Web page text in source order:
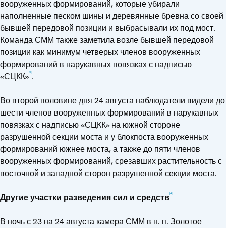
вооруженных формирований, которые убирали
наполненные песком шины и деревянные бревна со своей
бывшей передовой позиции и выбрасывали их под мост.
Команда СММ также заметила возле бывшей передовой
позиции как минимум четверых членов вооруженных
формирований в нарукавных повязках с надписью
«СЦКК»[3].
Во второй половине дня 24 августа наблюдатели видели до
шести членов вооруженных формирований в нарукавных
повязках с надписью «СЦКК» на южной стороне
разрушенной секции моста и у блокпоста вооруженных
формирований южнее моста, а также до пяти членов
вооруженных формирований, срезавших растительность с
восточной и западной сторон разрушенной секции моста.
Другие участки разведения сил и средств[4]
В ночь с 23 на 24 августа камера СММ в н. п. Золотое